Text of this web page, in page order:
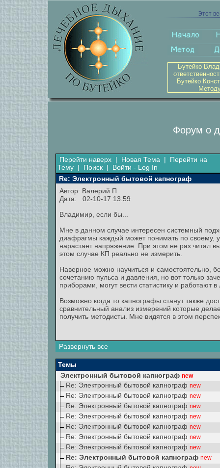
Этот
Бутейко
Бутейко
Форум о
Перейти наверх | Новая Тема | Перейти на
Тему | Поиск | Войти - Log In
Re: Электронный бытовой капнограф
Автор: Валерий П
Дата: 02-10-17 13:59
Владимир, если бы...
Мне в данном случае интересен системный
диафрагмы каждый может понимать по своему,
нарастает напряжение. При этом не раз читал
этом случае КП реально не измерить.
Наверное можно научиться и самостоятельно,
сочетанию пульса и давления, но вот только
приборами, могут вести статистику и работают
Возможно когда то капнографы станут также
сравнительный анализ измерений которые
получить методисты. Мне видятся в этом
Развернуть все
Темы
Электронный бытовой капнограф new
Re: Электронный бытовой капнограф new
Re: Электронный бытовой капнограф new
Re: Электронный бытовой капнограф new
Re: Электронный бытовой капнограф new
Re: Электронный бытовой капнограф new
Re: Электронный бытовой капнограф new
Re: Электронный бытовой капнограф new
Re: Электронный бытовой капнограф new